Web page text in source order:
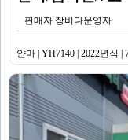
판매자 장비다운영자
얀마 | YH7140 | 2022년식 |